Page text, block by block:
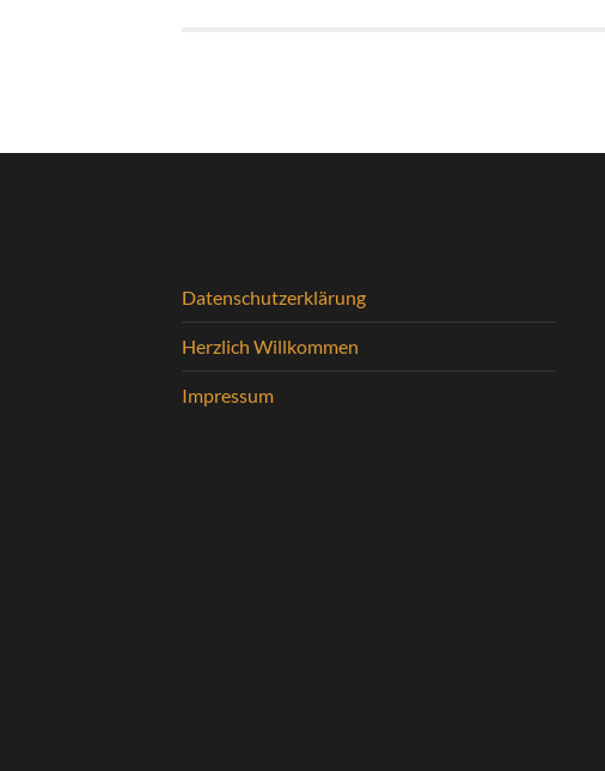
Datenschutzerklärung
Herzlich Willkommen
Impressum